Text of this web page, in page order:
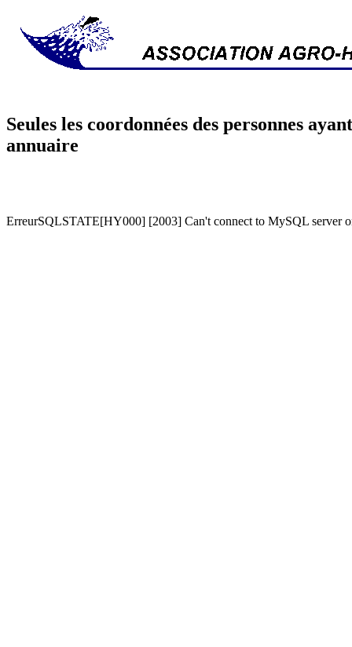
Seules les coordonnées des personnes
annuaire
ErreurSQLSTATE[HY000] [2003] Can't connect to MySQL server